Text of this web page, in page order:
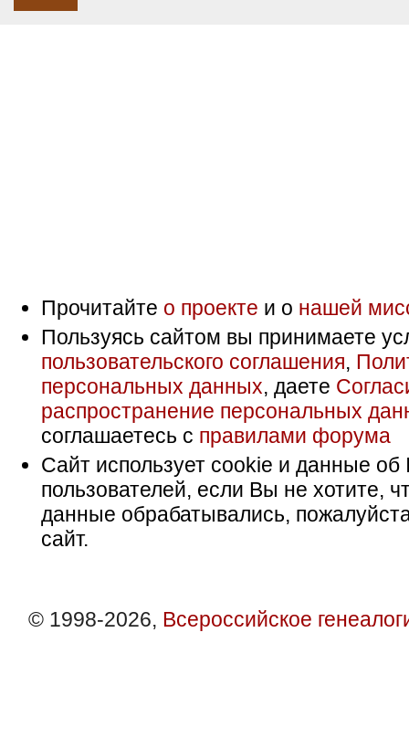
Прочитайте о проекте и о нашей
Пользуясь сайтом вы принимаете
пользовательского соглашения,
персональных данных, даете
распространение персональных
соглашаетесь с правилами форума
Сайт использует cookie и данные об
пользователей, если Вы не хотите,
данные обрабатывались,
сайт.
© 1998-2026, Всероссийское